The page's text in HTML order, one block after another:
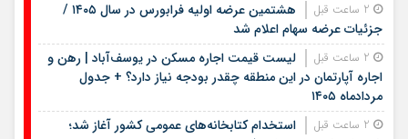
هشتمین عرضه اولیه فرابورس در سال ۱۴۰۵ /
جزئیات عرضه سهام اعلام شد
لیست قیمت اجاره مسکن در یوسف‌آباد | رهن و
اجاره آپارتمان در این منطقه چقدر بودجه نیاز دارد؟ + جدول
مردادماه ۱۴۰۵
استخدام کتابخانه‌های عمومی کشور آغاز شد؛